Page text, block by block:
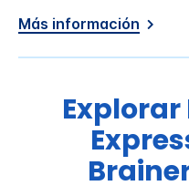
Más información
Explorar